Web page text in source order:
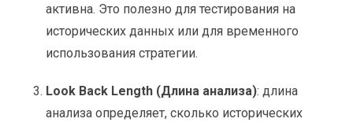
активна. Это полезно для тестирования на
исторических данных или для временного
использования стратегии.
Look Back Length (Длина анализа): длина
анализа определяет, сколько исторических